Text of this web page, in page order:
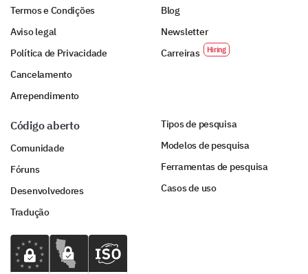
Termos e Condições
Aviso legal
Política de Privacidade
Cancelamento
Arrependimento
Blog
Newsletter
Carreiras
Código aberto
Comunidade
Fóruns
Desenvolvedores
Tradução
Tipos de pesquisa
Modelos de pesquisa
Ferramentas de pesquisa
Casos de uso